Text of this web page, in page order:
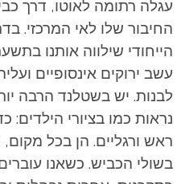
עגלה רתומה לאוטו, דרך
החיבור שלו לאי המרכזי.
הייחודי שילווה אותנו
עשב ירוקים אינסופיים
לבנות. יש בשטלנד הרבה
נראות כמו בציורי הילדים:
ראש ורגליים. הן בכל
בשולי הכביש. כשאנו